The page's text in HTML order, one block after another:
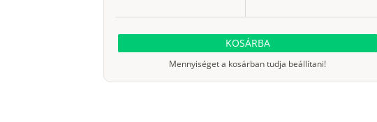
KOSÁRBA
Mennyiséget a kosárban tudja beállítani!